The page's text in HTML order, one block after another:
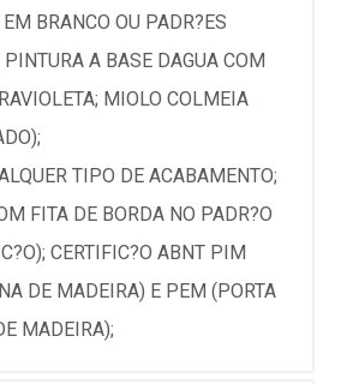
BRANCO OU PADR?ES
A BASE DAGUA COM
MIOLO COLMEIA
TIPO DE ACABAMENTO;
FITA DE BORDA NO PADR?O
CERTIFIC?O ABNT PIM
DE MADEIRA) E PEM (PORTA
MADEIRA);